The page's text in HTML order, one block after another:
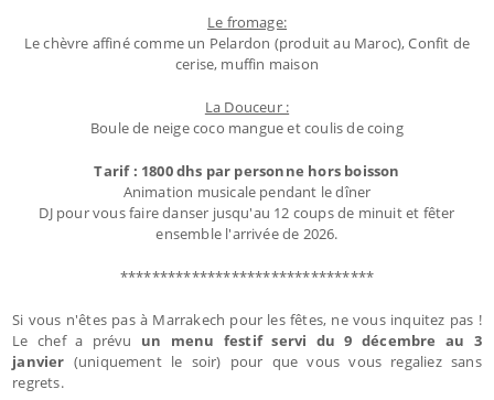
Le fromage:
Le chèvre affiné comme un Pelardon (produit au Maroc), Confit de
cerise, muffin maison
La Douceur :
Boule de neige coco mangue et coulis de coing
Tarif : 1800 dhs par personne hors boisson
Animation musicale pendant le dîner
DJ pour vous faire danser jusqu'au 12 coups de minuit et fêter
ensemble l'arrivée de 2026.
********************************
Si vous n'êtes pas à Marrakech pour les fêtes, ne vous inquitez pas !
Le chef a prévu un menu festif servi du 9 décembre au 3
janvier (uniquement le soir) pour que vous vous regaliez sans
regrets.